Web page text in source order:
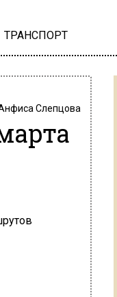
ТРАНСПОРТ
Слепцова